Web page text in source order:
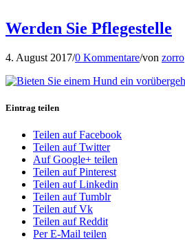
Werden Sie Pflegestelle
4. August 2017/0 Kommentare/von zorro
Eintrag teilen
Teilen auf Facebook
Teilen auf Twitter
Auf Google+ teilen
Teilen auf Pinterest
Teilen auf Linkedin
Teilen auf Tumblr
Teilen auf Vk
Teilen auf Reddit
Per E-Mail teilen